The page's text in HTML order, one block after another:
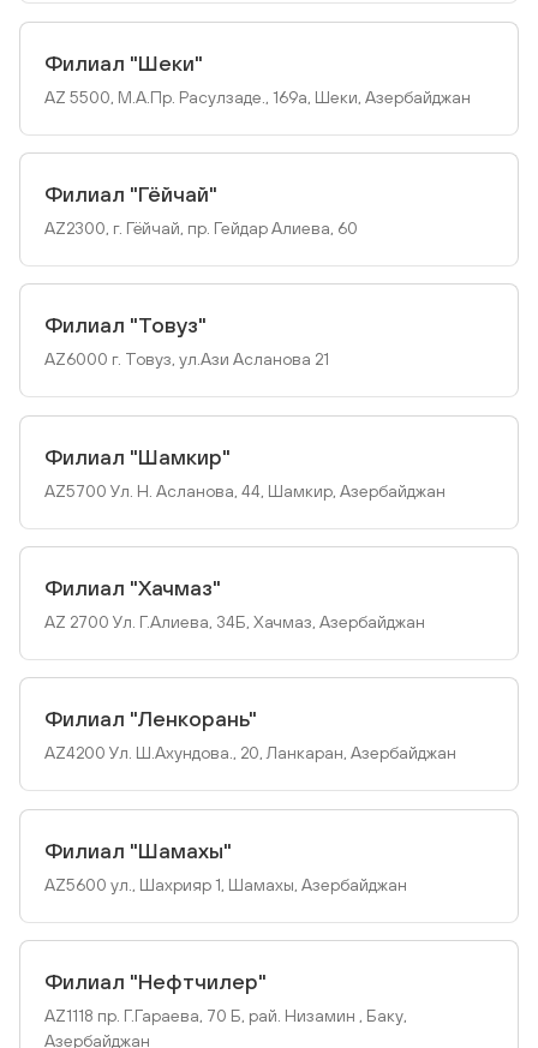
Филиал "Шеки"
AZ 5500, M.А.Пр. Расулзаде., 169а, Шеки, Азербайджан
Филиал "Гёйчай"
AZ2300, г. Гёйчай, пр. Гейдар Алиева, 60
Филиал "Товуз"
AZ6000 г. Товуз, ул.Ази Асланова 21
Филиал "Шамкир"
AZ5700 Ул. H. Асланова, 44, Шамкир, Азербайджан
Филиал "Хачмаз"
AZ 2700 Ул. Г.Алиева, 34Б, Хачмаз, Азербайджан
Филиал "Ленкорань"
AZ4200 Ул. Ш.Ахундова., 20, Ланкаран, Азербайджан
Филиал "Шамахы"
AZ5600 ул., Шахрияр 1, Шaмахы, Азербайджан
Филиал "Нефтчилер"
AZ1118 пр. Г.Гараева, 70 Б, рай. Низамин , Баку,
Азербайджан